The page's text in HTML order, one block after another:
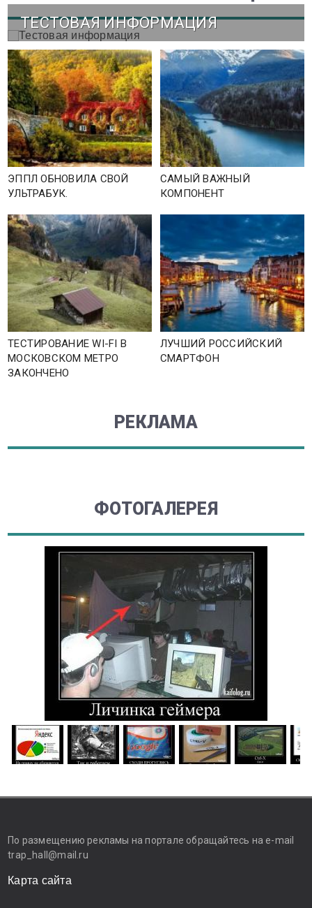
ТЕСТОВАЯ ИНФОРМАЦИЯ
ЭППЛ ОБНОВИЛА СВОЙ
УЛЬТРАБУК.
САМЫЙ ВАЖНЫЙ
КОМПОНЕНТ
ТЕСТИРОВАНИЕ WI-FI В
МОСКОВСКОМ МЕТРО
ЗАКОНЧЕНО
ЛУЧШИЙ РОССИЙСКИЙ
СМАРТФОН
РЕКЛАМА
ФОТОГАЛЕРЕЯ
По размещению рекламы на портале обращайтесь на e-mail
trap_hall@mail.ru
Карта сайта